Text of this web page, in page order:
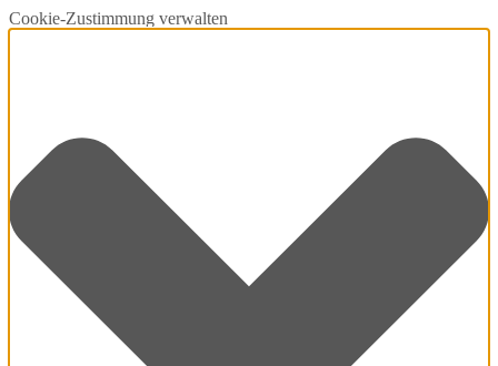
Cookie-Zustimmung verwalten